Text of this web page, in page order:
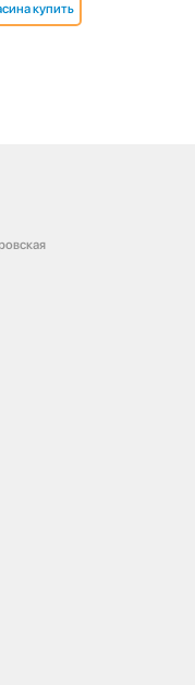
купить